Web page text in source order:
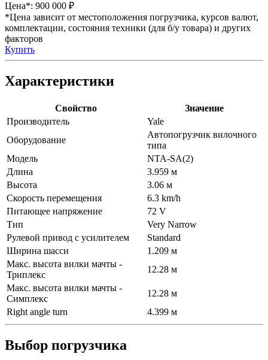
Цена*: 900 000 ₽
*Цена зависит от местоположения погрузчика, курсов валют,
комплектации, состояния техники (для б/у товара) и других
факторов
Купить
Характеристики
Свойство
Значение
Производитель
Yale
Оборудование
Автопогрузчик вилочного
типа
Модель
NTA-SA(2)
Длина
3.959 м
Высота
3.06 м
Скорость перемещения
6.3 km/h
Питающее напряжение
72 V
Тип
Very Narrow
Рулевой привод с усилителем
Standard
Ширина шасси
1.209 м
Макс. высота вилки мачты -
Триплекс
12.28 м
Макс. высота вилки мачты -
Симплекс
12.28 м
Right angle turn
4.399 м
Выбор погрузчика